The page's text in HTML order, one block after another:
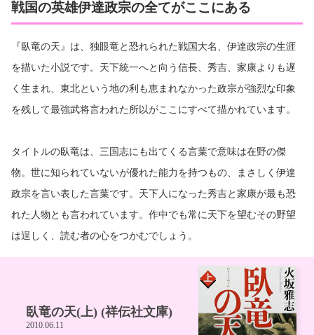
戦国の英雄伊達政宗の全てがここにある
『臥竜の天』は、独眼竜と恐れられた戦国大名、伊達政宗の生涯
を描いた小説です。天下統一へと向う信長、秀吉、家康よりも遅
く生まれ、東北という地の利も恵まれなかった政宗が強烈な印象
を残して最強武将言われた所以がここにすべて描かれています。
タイトルの臥竜は、三国志にも出てくる言葉で意味は在野の傑
物。世に知られていないが優れた能力を持つもの、まさしく伊達
政宗を言い表した言葉です。天下人になった秀吉と家康が最も恐
れた人物とも言われています。作中でも常に天下を望むその野望
は逞しく、読む者の心をつかむでしょう。